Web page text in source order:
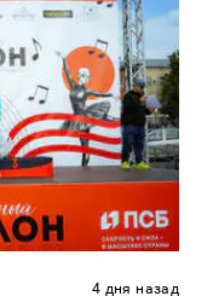
4 дня назад